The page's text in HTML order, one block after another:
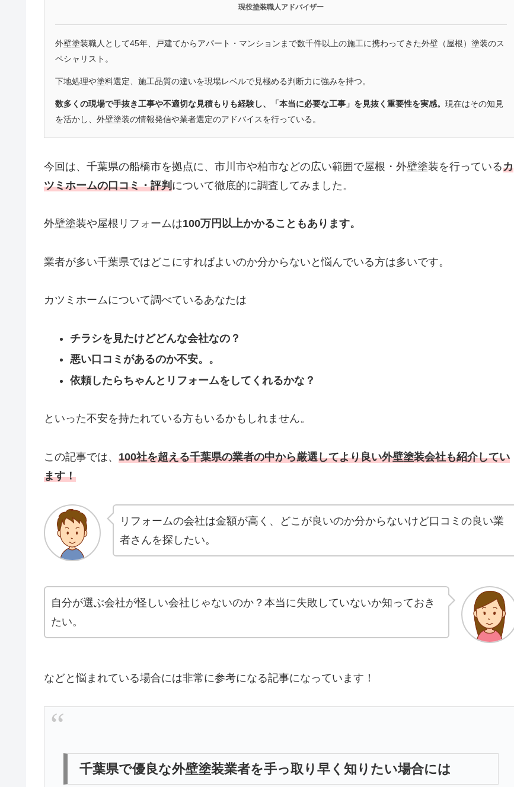
現役塗装職人アドバイザー
外壁塗装職人として45年、戸建てからアパート・マンションまで数千件以上の施工に携わってきた外壁（屋根）塗装のス
ペシャリスト。
下地処理や塗料選定、施工品質の違いを現場レベルで見極める判断力に強みを持つ。
数多くの現場で手抜き工事や不適切な見積もりも経験し、「本当に必要な工事」を見抜く重要性を実感。 現在はその知見
を活かし、外壁塗装の情報発信や業者選定のアドバイスを行っている。
今回は、千葉県の船橋市を拠点に、市川市や柏市などの広い範囲で屋根・ 外壁塗装を行っているカ
ツミホームの口コミ・評判について徹底的に調査してみました。
外壁塗装や屋根リフォームは100万円以上かかることもあります。
業者が多い千葉県ではどこにすればよいのか分からないと悩んでいる方は多いです。
カツミホームについて調べているあなたは
チラシを見たけどどんな会社なの？
悪い口コミがあるのか不安。。
依頼したらちゃんとリフォームをしてくれるかな？
といった不安を持たれている方もいるかもしれません。
この記事では、 100社を超える千葉県の業者の中から厳選してより良い外壁塗装会社も紹介してい
ます！
リフォームの会社は金額が高く、どこが良いのか分からないけど口コミの良い業
者さんを探したい。
自分が選ぶ会社が怪しい会社じゃないのか？本当に失敗していないか知っておき
たい。
などと悩まれている場合には非常に参考になる記事になっています！
千葉県で優良な外壁塗装業者を手っ取り早く知りたい場合には